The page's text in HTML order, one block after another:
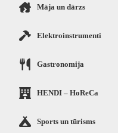
Māja un dārzs
Elektroinstrumenti
Gastronomija
HENDI – HoReCa
Sports un tūrisms